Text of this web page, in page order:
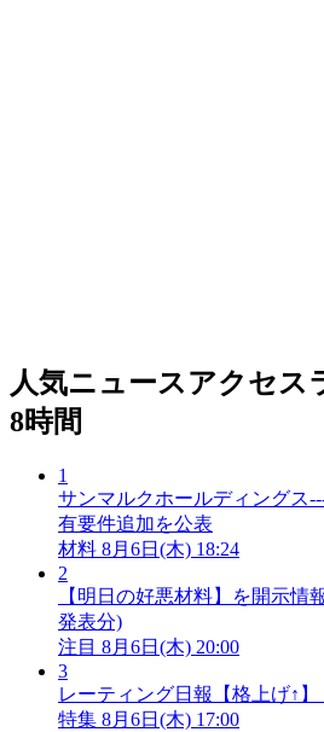
人気ニュースアクセス
8時間
1
サンマルクホールディングス
有要件追加を公表
材料 8月6日(木) 18:24
2
【明日の好悪材料】を開示情
発表分)
注目 8月6日(木) 20:00
3
レーティング日報【格上げ↑
特集 8月6日(木) 17:00